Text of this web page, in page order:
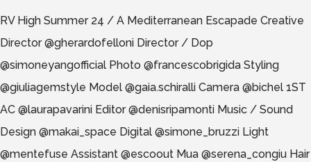
RV High Summer 24 / A Mediterranean Escapade Creative
Director @gherardofelloni Director / Dop
@simoneyangofficial Photo @francescobrigida Styling
@giuliagemstyle Model @gaia.schiralli Camera @bichel 1ST
AC @laurapavarini Editor @denisripamonti Music / Sound
Design @makai_space Digital @simone_bruzzi Light
@mentefuse Assistant @escoout Mua @serena_congiu Hair